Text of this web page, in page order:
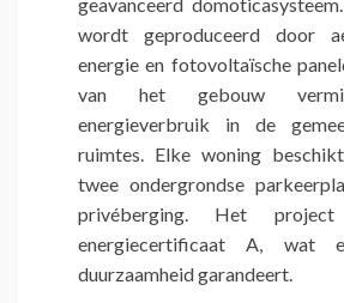
geavanceerd
wordt geproduceerd door
energie en fotovoltaïsche
van het gebouw
energieverbruik in de
ruimtes. Elke woning
twee ondergrondse
privéberging. Het
energiecertificaat A, wat
duurzaamheid garandeert.